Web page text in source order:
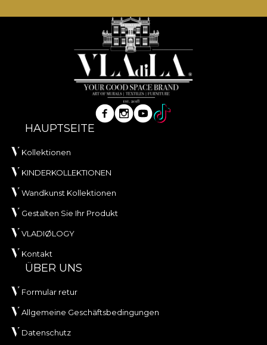
HAUPTSEITE
Kollektionen
KINDERKOLLEKTIONEN
Wandkunst Kollektionen
Gestalten Sie Ihr Produkt
VLADIØLOGY
Kontakt
ÜBER UNS
Formular retur
Allgemeine Geschäftsbedingungen
Datenschutz